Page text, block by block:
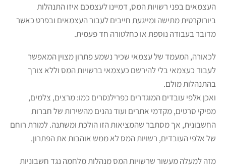
העצמאים בפני רשויות המס, דמיינו לעצמכם איזו התנהלות
ביורוקרטית מתישה ומייגעת חייבים לעבור העצמאים ובפרט כאשר
מדובר בעבודה נוספת או כחלטורה חד פעמית.
לכאורה, המעמד של עצמאי שכיר נשמע פתרון מצוין המאפשר
לעבוד כעצמאי בלי להירשם כעצמאי ברשויות המס וללא צורך
בהתנהלות מולם.
ואכן אלפי עובדים המוגדרים כפרילנסרים כמו: מרצים, צלמים,
מפיקי סרטים, מקדמי אתרים ועוד נהנים מהשירות של חברות
החשבונית, אך מסתבר שהמציאות הזו הולכת ומשתנה. למורת רוחם
של אלפי העובדים, רשויות המס לא ממש אוהבות את הפתרון.
מזה למעלה מעשור שרשויות המס מנהלות מלחמה נגד חשבוניות